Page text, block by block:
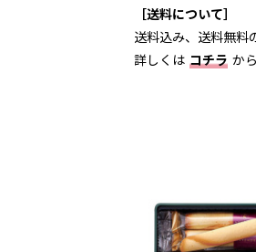
［送料について］
送料込み、送料無料
詳しくは コチラ か